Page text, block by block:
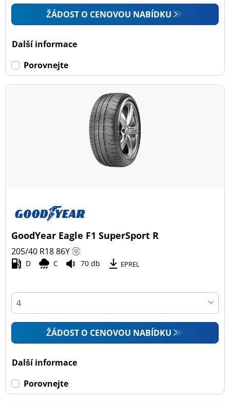
ŽÁDOST O CENOVOU NABÍDKU
Další informace
Porovnejte
GoodYear Eagle F1 SuperSport R
205/40 R1886Y
D C 70 db EPREL
ŽÁDOST O CENOVOU NABÍDKU
Další informace
Porovnejte